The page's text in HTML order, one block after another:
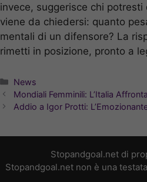
invece, suggerisce chi
viene da chiedersi: quanto
mentali di un difensore? La
rimetti in posizione, pronto a
Categorie
News
Mondiali Femminili: L’Italia
Addio a Igor Protti:
Stopandgoal.net di
Stopandgoal.net non è una